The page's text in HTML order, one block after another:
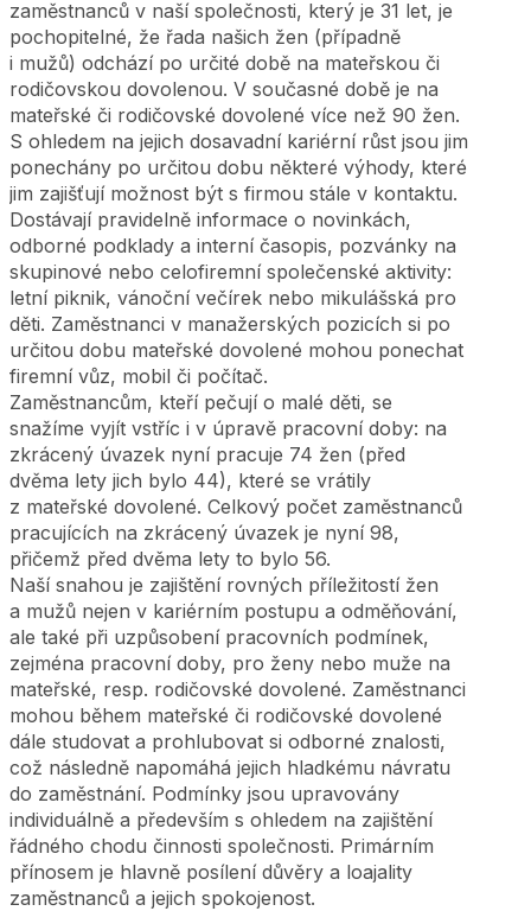
zaměstnanců v naší společnosti, který je 31 let, je
pochopitelné, že řada našich žen (případně
i mužů) odchází po určité době na mateřskou či
rodičovskou dovolenou. V současné době je na
mateřské či rodičovské dovolené více než 90 žen.
S ohledem na jejich dosavadní kariérní růst jsou jim
ponechány po určitou dobu některé výhody, které
jim zajišťují možnost být s firmou stále v kontaktu.
Dostávají pravidelně informace o novinkách,
odborné podklady a interní časopis, pozvánky na
skupinové nebo celofiremní společenské aktivity:
letní piknik, vánoční večírek nebo mikulášská pro
děti. Zaměstnanci v manažerských pozicích si po
určitou dobu mateřské dovolené mohou ponechat
firemní vůz, mobil či počítač.
Zaměstnancům, kteří pečují o malé děti, se
snažíme vyjít vstříc i v úpravě pracovní doby: na
zkrácený úvazek nyní pracuje 74 žen (před
dvěma lety jich bylo 44), které se vrátily
z mateřské dovolené. Celkový počet zaměstnanců
pracujících na zkrácený úvazek je nyní 98,
přičemž před dvěma lety to bylo 56.
Naší snahou je zajištění rovných příležitostí žen
a mužů nejen v kariérním postupu a odměňování,
ale také při uzpůsobení pracovních podmínek,
zejména pracovní doby, pro ženy nebo muže na
mateřské, resp. rodičovské dovolené. Zaměstnanci
mohou během mateřské či rodičovské dovolené
dále studovat a prohlubovat si odborné znalosti,
což následně napomáhá jejich hladkému návratu
do zaměstnání. Podmínky jsou upravovány
individuálně a především s ohledem na zajištění
řádného chodu činnosti společnosti. Primárním
přínosem je hlavně posílení důvěry a loajality
zaměstnanců a jejich spokojenost.